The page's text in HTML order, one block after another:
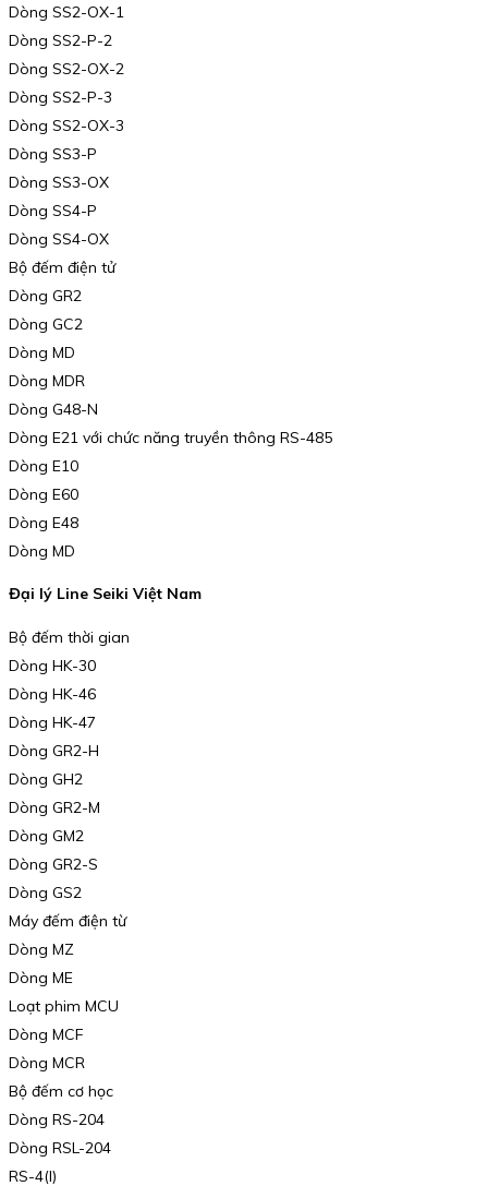
Dòng SS2-OX-1
Dòng SS2-P-2
Dòng SS2-OX-2
Dòng SS2-P-3
Dòng SS2-OX-3
Dòng SS3-P
Dòng SS3-OX
Dòng SS4-P
Dòng SS4-OX
Bộ đếm điện tử
Dòng GR2
Dòng GC2
Dòng MD
Dòng MDR
Dòng G48-N
Dòng E21 với chức năng truyền thông RS-485
Dòng E10
Dòng E60
Dòng E48
Dòng MD
Đại lý Line Seiki Việt Nam
Bộ đếm thời gian
Dòng HK-30
Dòng HK-46
Dòng HK-47
Dòng GR2-H
Dòng GH2
Dòng GR2-M
Dòng GM2
Dòng GR2-S
Dòng GS2
Máy đếm điện từ
Dòng MZ
Dòng ME
Loạt phim MCU
Dòng MCF
Dòng MCR
Bộ đếm cơ học
Dòng RS-204
Dòng RSL-204
RS-4(I)